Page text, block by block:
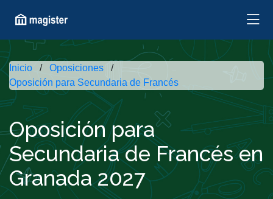
Inicio
Oposiciones
Oposición para Secundaria de Francés
Oposición para
Secundaria de Francés en
Granada 2027